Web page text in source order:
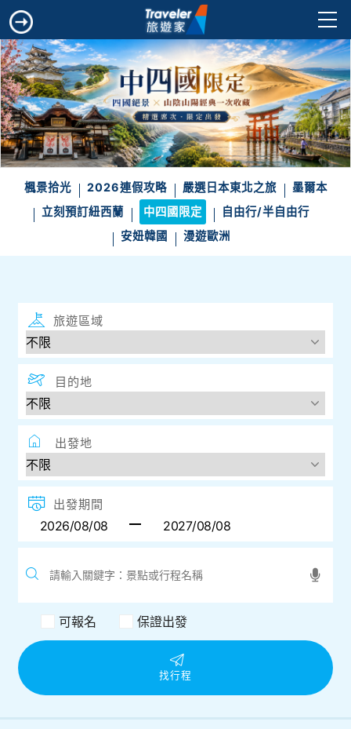
楓景拾光 2026連假攻略 嚴選日本東北之旅
墨爾本
立刻預訂紐西蘭
中四國限定
自由行/半自由行
安妞韓國
漫遊歐洲
旅遊區域
目的地
出發地
出發期間
可報名 保證出發
找行程